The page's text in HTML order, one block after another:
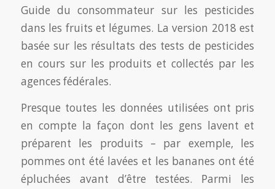
Guide du consommateur sur les pesticides
dans les fruits et légumes. La version 2018 est
basée sur les résultats des tests de pesticides
en cours sur les produits et collectés par les
agences fédérales.
Presque toutes les données utilisées ont pris
en compte la façon dont les gens lavent et
préparent les produits – par exemple, les
pommes ont été lavées et les bananes ont été
épluchées avant d’être testées. Parmi les